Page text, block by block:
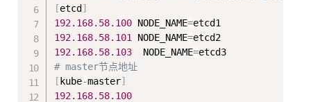
[etcd ]
192.168.58.100 NODE_NAME=
192.168.58.101 NODE_NAME=
192.168.58.103
  NODE_NAME
=
# master节点地址
[ kube-master]
192.168.58.100